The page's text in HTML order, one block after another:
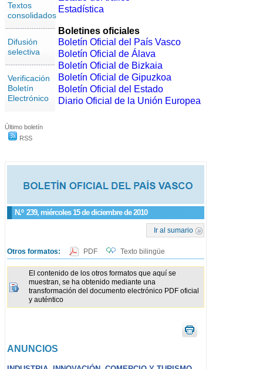
Textos
consolidados
Difusión
selectiva
Verificación
Boletín
Electrónico
Último boletín
RSS
N.º 239, miércoles 15 de diciembre de 2010
Ir al sumario
Otros formatos: PDF Texto bilingüe
El contenido de los otros formatos que aquí se
muestran, se ha obtenido mediante una
transformación del documento electrónico PDF oficial
y auténtico
ANUNCIOS
Estadística
Boletines oficiales
Boletín Oficial del País Vasco
Boletín Oficial de Álava
Boletín Oficial de Bizkaia
Boletín Oficial de Gipuzkoa
Boletín Oficial del Estado
Diario Oficial de la Unión Europea